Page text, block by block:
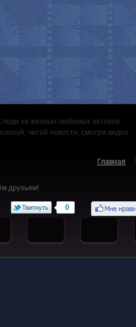
за жизнью любимых актеров
читай новости, смотри видео
Главная
друзьям!